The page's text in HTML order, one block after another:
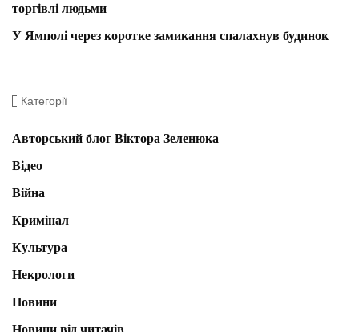
торгівлі людьми
У Ямполі через коротке замикання спалахнув будинок
Категорії
Авторський блог Віктора Зеленюка
Відео
Війна
Кримінал
Культура
Некрологи
Новини
Новини від читачів